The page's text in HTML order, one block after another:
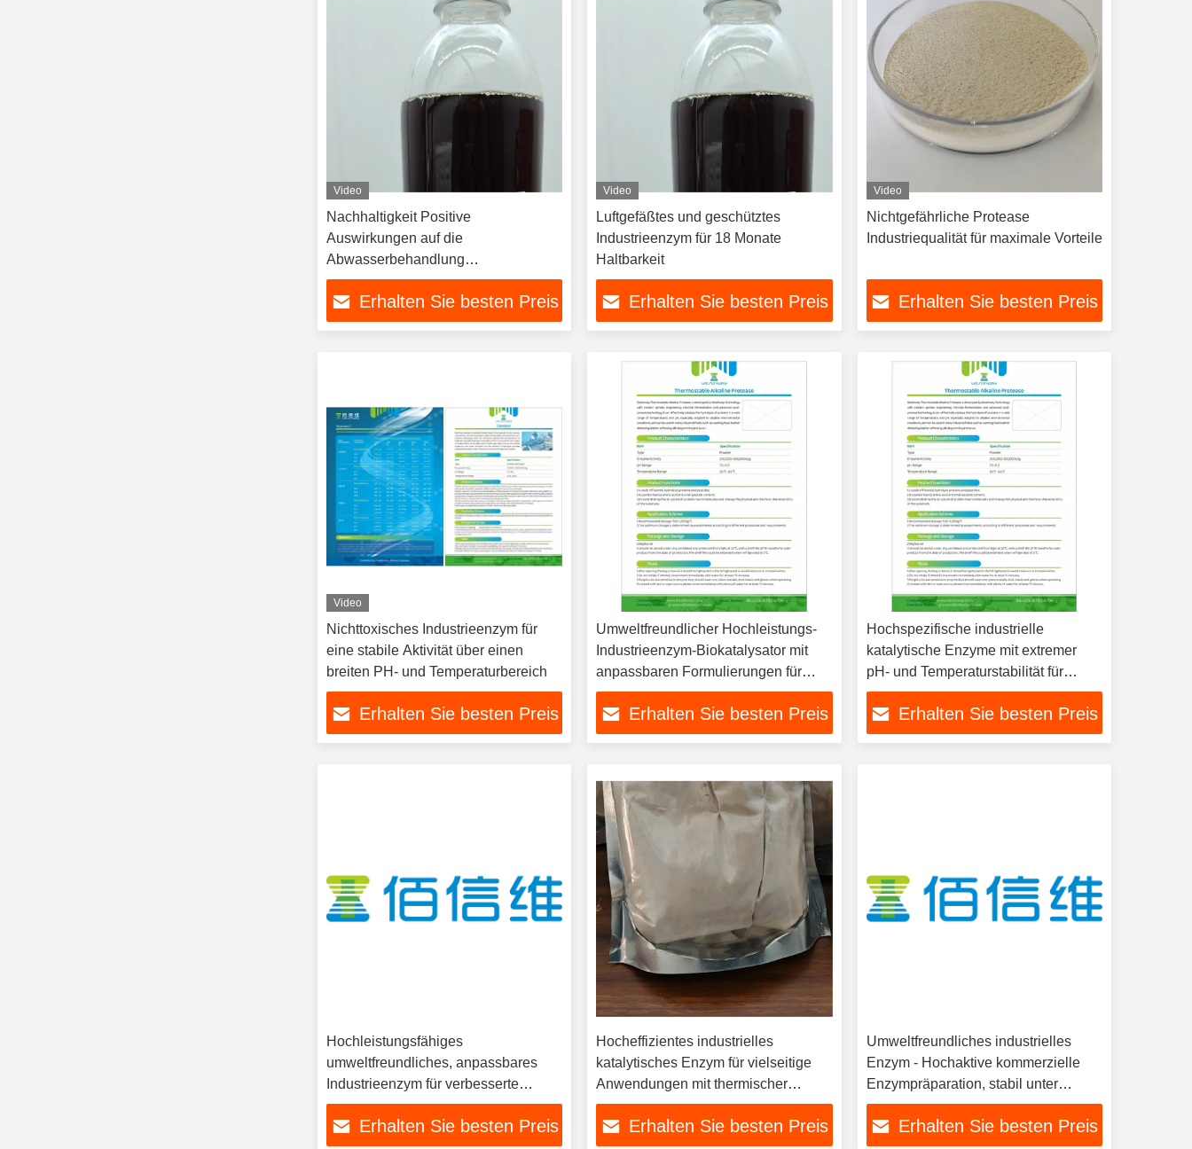
Video
Nachhaltigkeit Positive
Auswirkungen auf die
Abwasserbehandlung
Industrieenzyme für Stärke
Erhalten Sie besten Preis
Video
Luftgefäßtes und geschütztes
Industrieenzym für 18 Monate
Haltbarkeit
Erhalten Sie besten Preis
Video
Nichtgefährliche Protease
Industriequalität für maximale Vorteile
Erhalten Sie besten Preis
Video
Nichttoxisches Industrieenzym für
eine stabile Aktivität über einen
breiten PH- und Temperaturbereich
Erhalten Sie besten Preis
Umweltfreundlicher Hochleistungs-
Industrieenzym-Biokatalysator mit
anpassbaren Formulierungen für
verbesserte Industrieprozesse
Erhalten Sie besten Preis
Hochspezifische industrielle
katalytische Enzyme mit extremer
pH- und Temperaturstabilität für
umweltfreundliche industrielle
ProzesseErhalten Sie besten Preis
Hochleistungsfähiges
umweltfreundliches, anpassbares
Industrieenzym für verbesserte
industrielle Biokatalysatorlösungen
Erhalten Sie besten Preis
Hocheffizientes industrielles
katalytisches Enzym für vielseitige
Anwendungen mit thermischer
Stabilität
Erhalten Sie besten Preis
Umweltfreundliches industrielles
Enzym - Hochaktive kommerzielle
Enzympräparation, stabil unter
verschiedenen Bedingungen
Erhalten Sie besten Preis